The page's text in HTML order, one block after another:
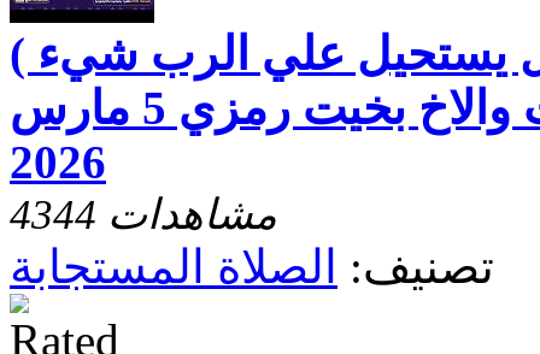
يستحيل علي الرب شيء )
مع الاخت رفقه بخيت والاخ بخيت رمزي 5 مارس
2026
4344 مشاهدات
تصنيف: الصلاة المستجابة